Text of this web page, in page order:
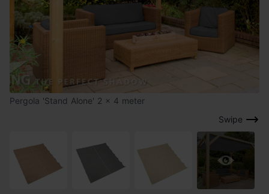
Swipe
Pergola 'Stand Alone' 2 x 4 meter